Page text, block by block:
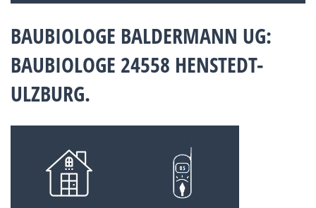
BAUBIOLOGE BALDERMANN UG:
BAUBIOLOGE 24558 HENSTEDT-
ULZBURG.